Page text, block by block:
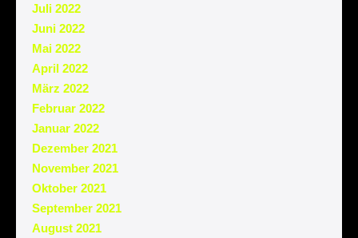
Juli 2022
Juni 2022
Mai 2022
April 2022
März 2022
Februar 2022
Januar 2022
Dezember 2021
November 2021
Oktober 2021
September 2021
August 2021